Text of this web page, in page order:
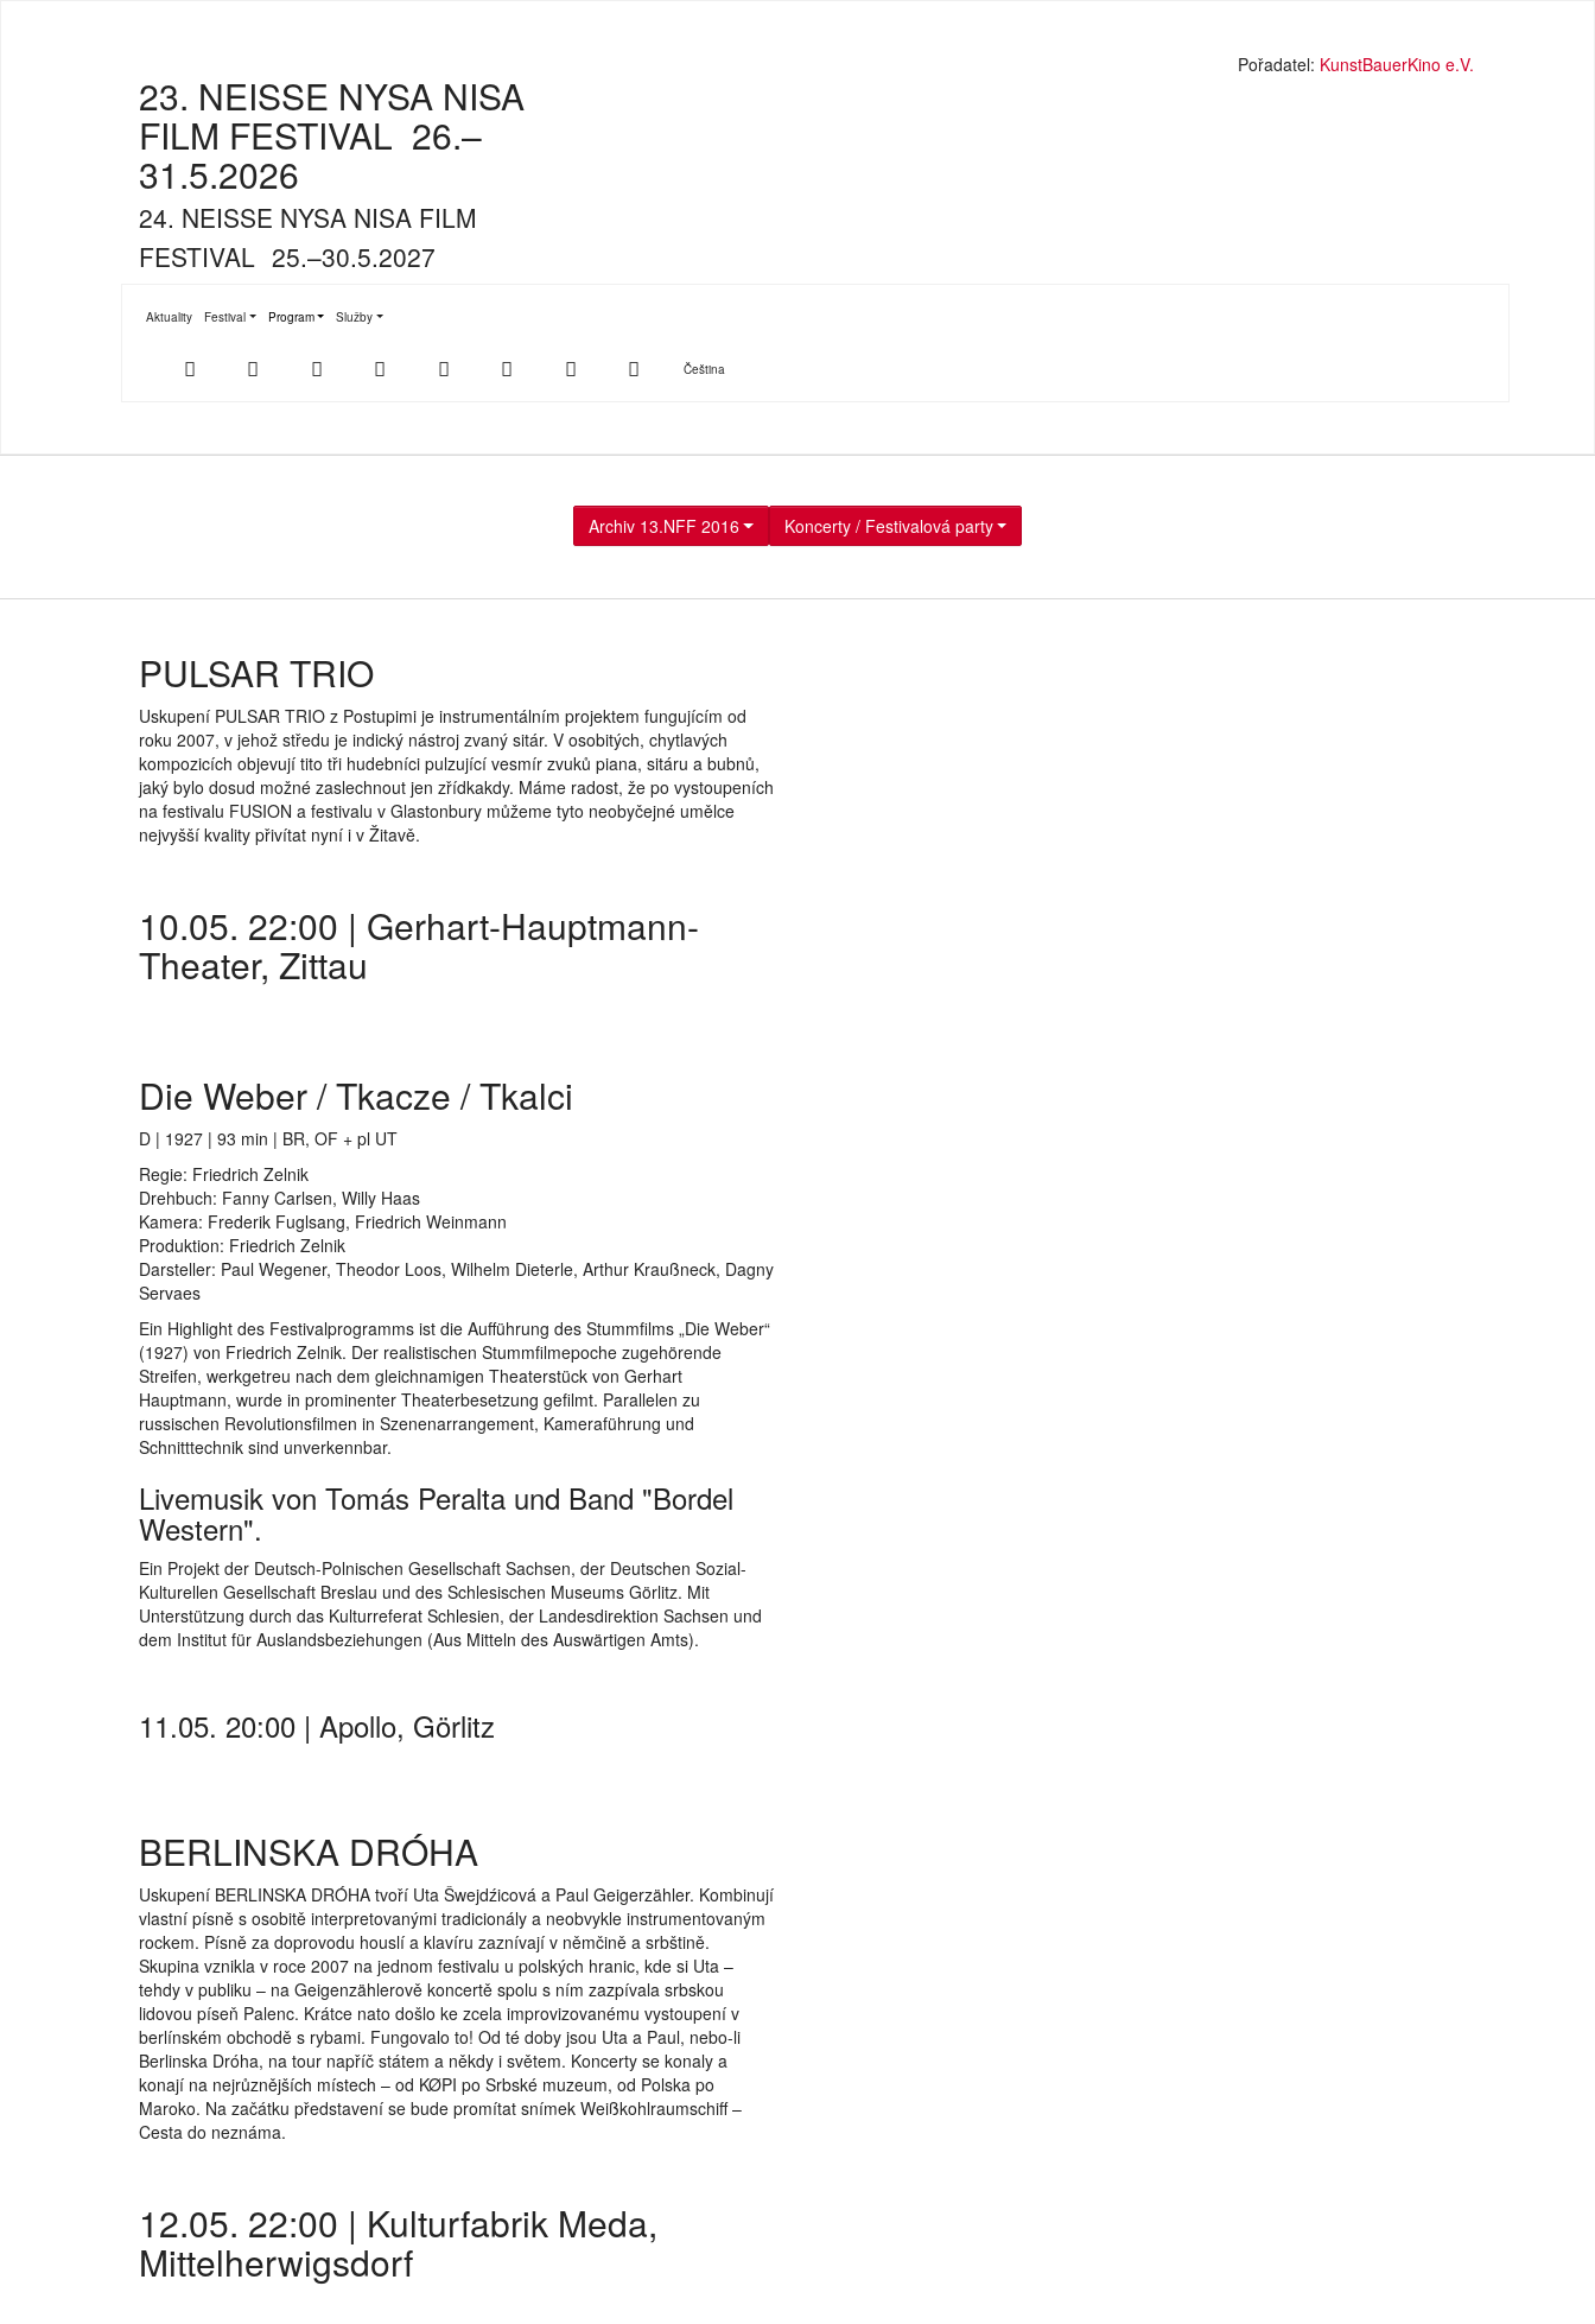
23. NEISSE NYSA NISA
FILM FESTIVAL 26.–
31.5.2026
24. NEISSE NYSA NISA FILM
FESTIVAL 25.–30.5.2027
Pořadatel: KunstBauerKino e.V.
Aktuality Festival
Submenu for "Festival"
Program
Submenu for "Program"
Služby
Submenu for "Služby"
Store
Play
Youtube Facebook Twitter Instagram SucheČeština
Archiv 13.NFF 2016 Koncerty / Festivalová party
PULSAR TRIO
Uskupení PULSAR TRIO z Postupimi je instrumentálním projektem fungujícím od
roku 2007, v jehož středu je indický nástroj zvaný sitár. V osobitých, chytlavých
kompozicích objevují tito tři hudebníci pulzující vesmír zvuků piana, sitáru a bubnů,
jaký bylo dosud možné zaslechnout jen zřídkakdy. Máme radost, že po vystoupeních
na festivalu FUSION a festivalu v Glastonbury můžeme tyto neobyčejné umělce
nejvyšší kvality přivítat nyní i v Žitavě.
10.05. 22:00 | Gerhart-Hauptmann-
Theater, Zittau
Die Weber / Tkacze / Tkalci
D | 1927 | 93 min | BR, OF + pl UT
Regie: Friedrich Zelnik
Drehbuch: Fanny Carlsen, Willy Haas
Kamera: Frederik Fuglsang, Friedrich Weinmann
Produktion: Friedrich Zelnik
Darsteller: Paul Wegener, Theodor Loos, Wilhelm Dieterle, Arthur Kraußneck, Dagny
Servaes
Ein Highlight des Festivalprogramms ist die Aufführung des Stummfilms „Die Weber“
(1927) von Friedrich Zelnik. Der realistischen Stummfilmepoche zugehörende
Streifen, werkgetreu nach dem gleichnamigen Theaterstück von Gerhart
Hauptmann, wurde in prominenter Theaterbesetzung gefilmt. Parallelen zu
russischen Revolutionsfilmen in Szenenarrangement, Kameraführung und
Schnitttechnik sind unverkennbar.
Livemusik von Tomás Peralta und Band "Bordel
Western".
Ein Projekt der Deutsch-Polnischen Gesellschaft Sachsen, der Deutschen Sozial-
Kulturellen Gesellschaft Breslau und des Schlesischen Museums Görlitz. Mit
Unterstützung durch das Kulturreferat Schlesien, der Landesdirektion Sachsen und
dem Institut für Auslandsbeziehungen (Aus Mitteln des Auswärtigen Amts).
11.05. 20:00 | Apollo, Görlitz
BERLINSKA DRÓHA
Uskupení BERLINSKA DRÓHA tvoří Uta Šwejdźicová a Paul Geigerzähler. Kombinují
vlastní písně s osobitě interpretovanými tradicionály a neobvykle instrumentovaným
rockem. Písně za doprovodu houslí a klavíru zaznívají v němčině a srbštině.
Skupina vznikla v roce 2007 na jednom festivalu u polských hranic, kde si Uta –
tehdy v publiku – na Geigenzählerově koncertě spolu s ním zazpívala srbskou
lidovou píseň Palenc. Krátce nato došlo ke zcela improvizovanému vystoupení v
berlínském obchodě s rybami. Fungovalo to! Od té doby jsou Uta a Paul, nebo-li
Berlinska Dróha, na tour napříč státem a někdy i světem. Koncerty se konaly a
konají na nejrůznějších místech – od KØPI po Srbské muzeum, od Polska po
Maroko. Na začátku představení se bude promítat snímek Weißkohlraumschiff –
Cesta do neznáma.
12.05. 22:00 | Kulturfabrik Meda,
Mittelherwigsdorf